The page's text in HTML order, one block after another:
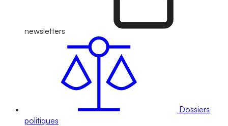
newsletters
Dossiers
politiques